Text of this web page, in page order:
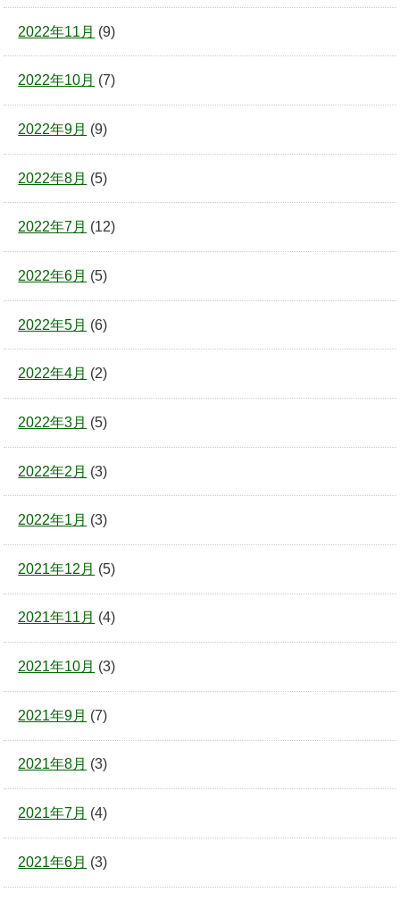
2022年11月 (9)
2022年10月 (7)
2022年9月 (9)
2022年8月 (5)
2022年7月 (12)
2022年6月 (5)
2022年5月 (6)
2022年4月 (2)
2022年3月 (5)
2022年2月 (3)
2022年1月 (3)
2021年12月 (5)
2021年11月 (4)
2021年10月 (3)
2021年9月 (7)
2021年8月 (3)
2021年7月 (4)
2021年6月 (3)